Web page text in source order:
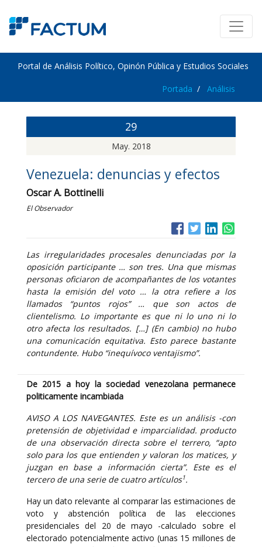
Portal de Análisis Político, Opinón Pública y Estudios Sociales
Portada Análisis
29
May. 2018
Venezuela: denuncias y efectos
Oscar A. Bottinelli
El Observador
Las irregularidades procesales denunciadas por la
oposición participante … son tres. Una que mismas
personas oficiaron de acompañantes de los votantes
hasta la emisión del voto … la otra refiere a los
llamados “puntos rojos” … que son actos de
clientelismo. Lo importante es que ni lo uno ni lo
otro afecta los resultados. […] (En cambio) no hubo
una comunicación equitativa. Esto parece bastante
contundente. Hubo “inequívoco ventajismo”.
De 2015 a hoy la sociedad venezolana permanece
politicamente incambiada
AVISO A LOS NAVEGANTES. Este es un análisis -con
pretensión de objetividad e imparcialidad. producto
de una observación directa sobre el terrero, “apto
solo para los que entienden y valoran los matices, y
juzgan en base a información cierta”. Este es el
tercero de una serie de cuatro artículos1.
Hay un dato relevante al comparar las estimaciones de
voto y abstención política de las elecciones
presidenciales del 20 de mayo -calculado sobre el
electorado potencialmente activo (unas 15 millones de